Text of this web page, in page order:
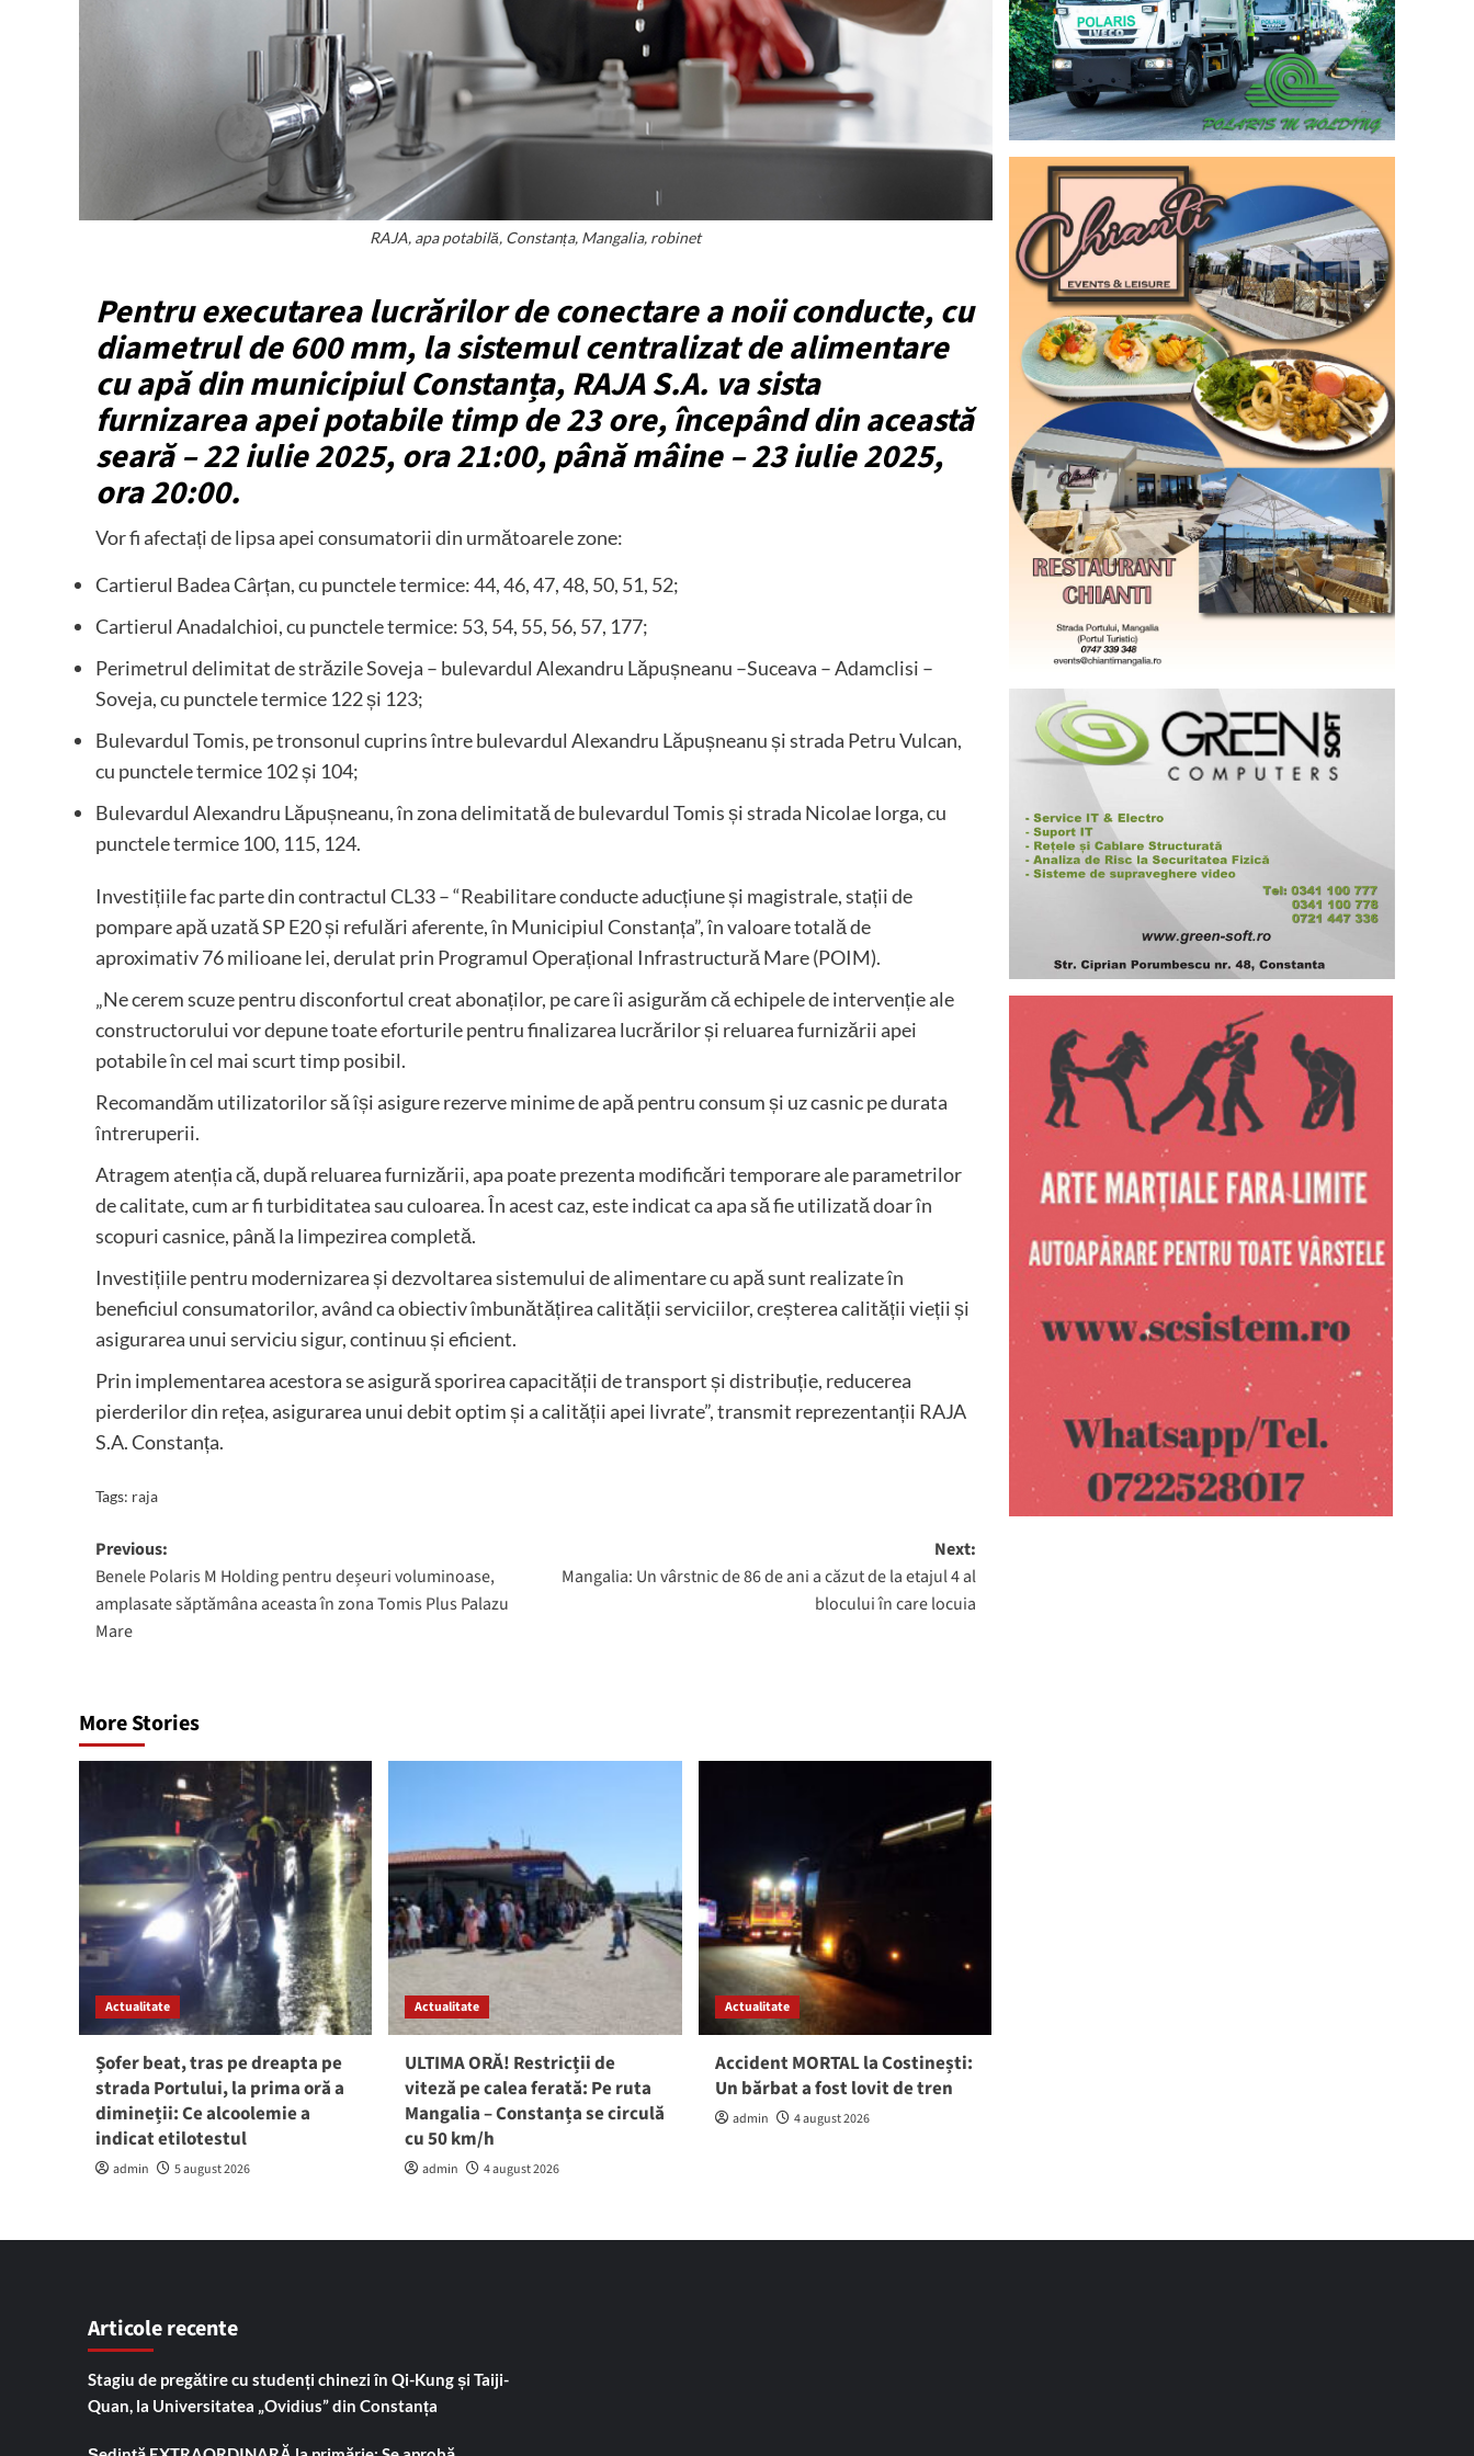
RAJA, apa potabilă, Constanța, Mangalia, robinet
Pentru executarea lucrărilor de conectare a noii conducte, cu
diametrul de 600 mm, la sistemul centralizat de alimentare
cu apă din municipiul Constanța, RAJA S.A. va sista
furnizarea apei potabile timp de 23 ore, începând din această
seară – 22 iulie 2025, ora 21:00, până mâine – 23 iulie 2025,
ora 20:00.
Vor fi afectați de lipsa apei consumatorii din următoarele zone:
Cartierul Badea Cârțan, cu punctele termice: 44, 46, 47, 48, 50, 51, 52;
Cartierul Anadalchioi, cu punctele termice: 53, 54, 55, 56, 57, 177;
Perimetrul delimitat de străzile Soveja – bulevardul Alexandru Lăpușneanu –Suceava – Adamclisi –
Soveja, cu punctele termice 122 și 123;
Bulevardul Tomis, pe tronsonul cuprins între bulevardul Alexandru Lăpușneanu și strada Petru Vulcan,
cu punctele termice 102 și 104;
Bulevardul Alexandru Lăpușneanu, în zona delimitată de bulevardul Tomis și strada Nicolae Iorga, cu
punctele termice 100, 115, 124.
Investițiile fac parte din contractul CL33 – “Reabilitare conducte aducțiune și magistrale, stații de
pompare apă uzată SP E20 și refulări aferente, în Municipiul Constanța”, în valoare totală de
aproximativ 76 milioane lei, derulat prin Programul Operațional Infrastructură Mare (POIM).
„Ne cerem scuze pentru disconfortul creat abonaților, pe care îi asigurăm că echipele de intervenție ale
constructorului vor depune toate eforturile pentru finalizarea lucrărilor și reluarea furnizării apei
potabile în cel mai scurt timp posibil.
Recomandăm utilizatorilor să își asigure rezerve minime de apă pentru consum și uz casnic pe durata
întreruperii.
Atragem atenția că, după reluarea furnizării, apa poate prezenta modificări temporare ale parametrilor
de calitate, cum ar fi turbiditatea sau culoarea. În acest caz, este indicat ca apa să fie utilizată doar în
scopuri casnice, până la limpezirea completă.
Investițiile pentru modernizarea și dezvoltarea sistemului de alimentare cu apă sunt realizate în
beneficiul consumatorilor, având ca obiectiv îmbunătățirea calității serviciilor, creșterea calității vieții și
asigurarea unui serviciu sigur, continuu și eficient.
Prin implementarea acestora se asigură sporirea capacității de transport și distribuție, reducerea
pierderilor din rețea, asigurarea unui debit optim și a calității apei livrate”, transmit reprezentanții RAJA
S.A. Constanța.
Tags: raja
Post
navigation
Previous:
Benele Polaris M Holding pentru deșeuri voluminoase,
amplasate săptămâna aceasta în zona Tomis Plus Palazu
Mare
Next:
Mangalia: Un vârstnic de 86 de ani a căzut de la etajul 4 al
blocului în care locuia
More Stories
Actualitate
Șofer beat, tras pe dreapta pe
strada Portului, la prima oră a
dimineții: Ce alcoolemie a
indicat etilotestul
admin 5 august 2026
Actualitate
ULTIMA ORĂ! Restricții de
viteză pe calea ferată: Pe ruta
Mangalia – Constanța se circulă
cu 50 km/h
admin 4 august 2026
Actualitate
Accident MORTAL la Costinești:
Un bărbat a fost lovit de tren
admin 4 august 2026
Articole recente
Stagiu de pregătire cu studenți chinezi în Qi-Kung și Taiji-
Quan, la Universitatea „Ovidius” din Constanța